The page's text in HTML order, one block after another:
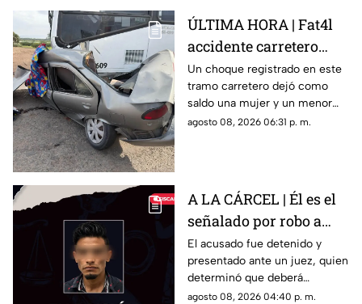
ÚLTIMA HORA | Fat4l
accidente carretero
deja una mujer y un
niño mu3rtos en San
Juan del Río
Un choque registrado en este
tramo carretero dejó como
saldo una mujer y un menor
sin vida, además de una
agosto 08, 2026 06:31 p. m.
A LA CÁRCEL | Él es el
señalado por robo a
una casa en Santa Rosa
Jáuregui
El acusado fue detenido y
presentado ante un juez, quien
determinó que deberá
permanecer en prisión
agosto 08, 2026 04:40 p. m.